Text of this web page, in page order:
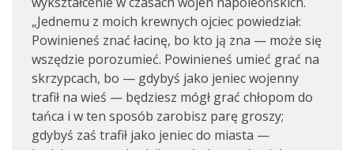
„Jednemu z moich krewnych ojciec powiedział:
Powinieneś znać łacinę, bo kto ją zna — może się
wszędzie porozumieć. Powinieneś umieć grać na
skrzypcach, bo — gdybyś jako jeniec wojenny
trafił na wieś — będziesz mógł grać chłopom do
tańca i w ten sposób zarobisz parę groszy;
gdybyś zaś trafił jako jeniec do miasta —